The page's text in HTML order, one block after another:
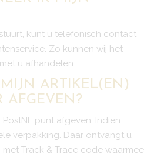
kunt u telefonisch contact
Zo kunnen wij het
u afhandelen.
ARTIKEL(EN)
AFGEVEN?
punt afgeven. Indien
verpakking. Daar ontvangt u
Track & Trace code waarmee